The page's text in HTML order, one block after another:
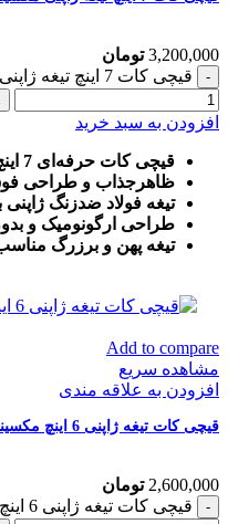
3,200,000 تومان
قیچی کات 7 اینچ تیغه ژاپنی مکسینال عدد
افزودن به سبد خرید
قیچی کات حرفه‌ای 7 اینچ سایز بزرگ
ظاهرجذاب و طراحی
تیغه فولاد ضدزنگ ژاپنی
طراحی ارگونومیک و
تیغه پهن و برزرگ
Add to compare
مشاهده سریع
افزودن به علاقه مندی
قیچی کات تیغه ژاپنی 6 اینچ مکسینال
2,600,000 تومان
قیچی کات تیغه ژاپنی 6 اینچ مکسینال عدد